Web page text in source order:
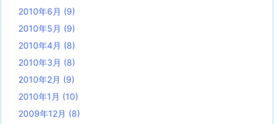
2010年6月 (9)
2010年5月 (9)
2010年4月 (8)
2010年3月 (8)
2010年2月 (9)
2010年1月 (10)
2009年12月 (8)